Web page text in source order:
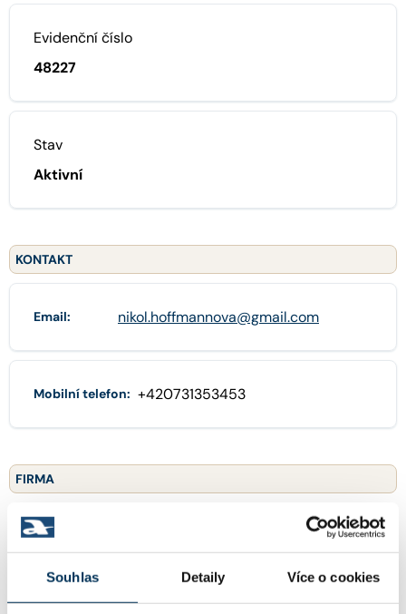
Souhlas Detaily Více o cookies
Evidenční číslo
48227
Stav
Aktivní
KONTAKT
Email: nikol.hoffmannova@gmail.com
Mobilní telefon: +420731353453
FIRMA
Název: Mgr. Nikola Lejsek Tesařová, advokátka